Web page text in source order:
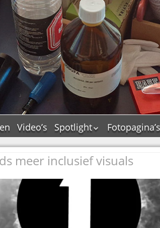
Video’s
Spotlight
De Tourflitsjingle –
wie zijn de makers?
Jingledemo’s en hun
tags
Dallas jingle city
De Tourtune
Ferry Maat 65
Fotopagina’s
JAM in
PAMS in
Pepper &
pictures
Top
pictures
meer inclusief visuals